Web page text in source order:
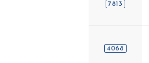
7813
4068